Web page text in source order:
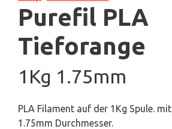
Purefil PLA
Tieforange
1Kg 1.75mm
PLA Filament auf der 1Kg Spule. mit
1.75mm Durchmesser.